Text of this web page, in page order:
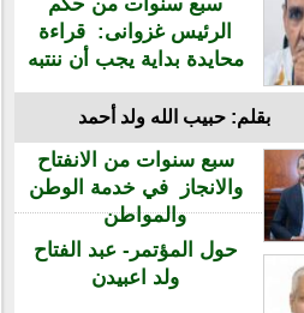
الرئيس غزوانى: قراءة
محايدة بداية يجب أن ننتبه
بقلم: حبيب الله ولد أحمد
سبع سنوات من الانفتاح
والانجاز في خدمة الوطن
والمواطن
حول المؤتمر- عبد الفتاح
ولد اعبيدن